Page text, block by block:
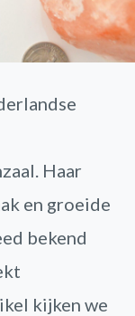
Haar
en groeide
bekend
kijken we